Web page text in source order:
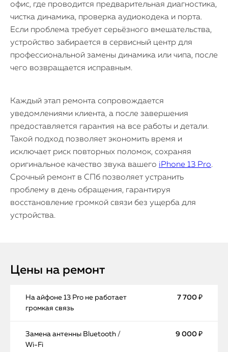
офис, где проводится предварительная диагностика,
чистка динамика, проверка аудиокодека и порта.
Если проблема требует серьёзного вмешательства,
устройство забирается в сервисный центр для
профессиональной замены динамика или чипа, после
чего возвращается исправным.
Каждый этап ремонта сопровождается
уведомлениями клиента, а после завершения
предоставляется гарантия на все работы и детали.
Такой подход позволяет экономить время и
исключает риск повторных поломок, сохраняя
оригинальное качество звука вашего iPhone 13 Pro.
Срочный ремонт в СПб позволяет устранить
проблему в день обращения, гарантируя
восстановление громкой связи без ущерба для
устройства.
Цены на ремонт
На айфоне 13 Pro не работает
громкая связь
7 700 ₽
Замена антенны Bluetooth /
Wi-Fi
9 000 ₽